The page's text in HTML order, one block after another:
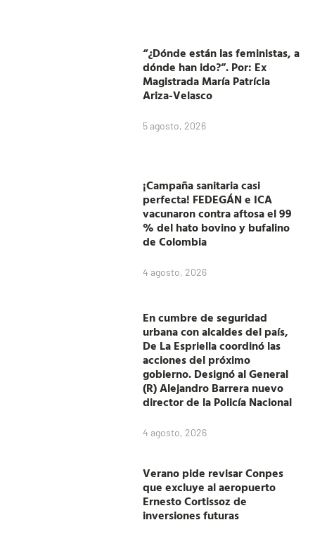
“¿Dónde están las feministas, a
dónde han ido?”. Por: Ex
Magistrada María Patrícia
Ariza-Velasco
5 agosto, 2026
¡Campaña sanitaria casi
perfecta! FEDEGÁN e ICA
vacunaron contra aftosa el 99
% del hato bovino y bufalino
de Colombia
4 agosto, 2026
En cumbre de seguridad
urbana con alcaldes del país,
De La Espriella coordinó las
acciones del próximo
gobierno. Designó al General
(R) Alejandro Barrera nuevo
director de la Policía Nacional
4 agosto, 2026
Verano pide revisar Conpes
que excluye al aeropuerto
Ernesto Cortissoz de
inversiones futuras